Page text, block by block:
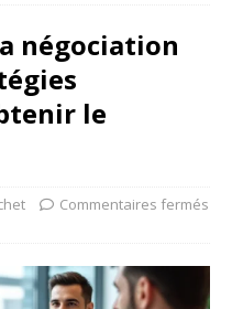
négociation
le
Commentaires fermés